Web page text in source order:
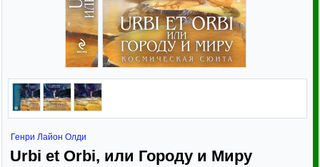
Генри Лайон Олди
Urbi et Оrbi, или Городу и Миру